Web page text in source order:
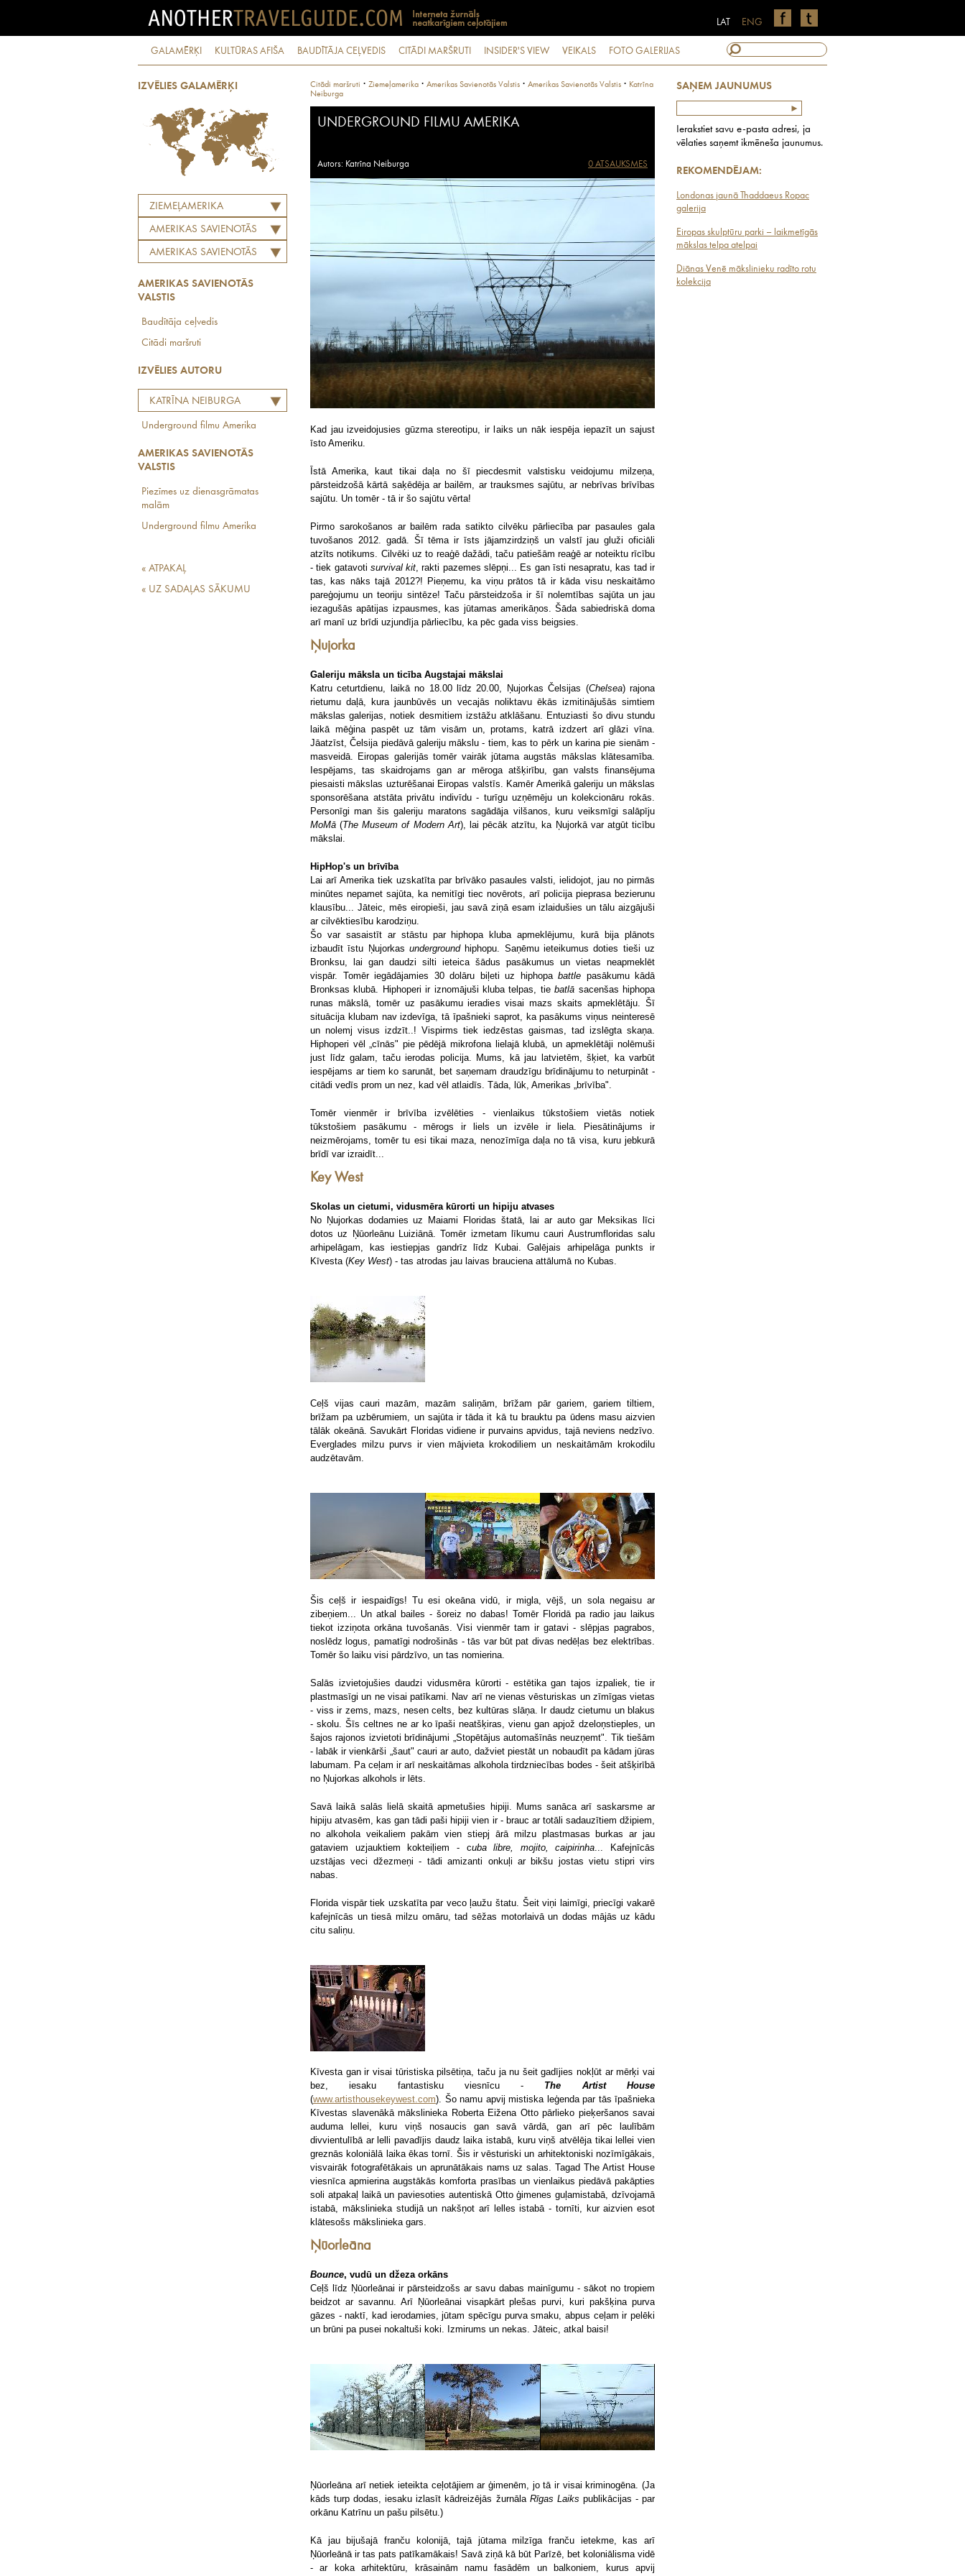
ENG
LAT
GALAMĒRĶI KULTŪRAS AFIŠA BAUDĪTĀJA CEĻVEDIS CITĀDI MARŠRUTI INSIDER'S VIEW VEIKALS FOTO GALERIJAS
IZVĒLIES GALAMĒRĶI
ZIEMEĻAMERIKA
AMERIKAS SAVIENOTĀS
VALSTIS
AMERIKAS SAVIENOTĀS
AMERIKAS SAVIENOTĀS
VALSTIS
Baudītāja ceļvedis
Citādi maršruti
IZVĒLIES AUTORU
KATRĪNA NEIBURGA
Underground filmu Amerika
AMERIKAS SAVIENOTĀS
VALSTIS
Piezīmes uz dienasgrāmatas
malām
Underground filmu Amerika
« ATPAKAĻ
« UZ SADAĻAS SĀKUMU
SAŅEM JAUNUMUS
Ierakstiet savu e-pasta adresi, ja
vēlaties saņemt ikmēneša jaunumus.
REKOMENDĒJAM:
Londonas jaunā Thaddaeus Ropac
galerija
Eiropas skulptūru parki – laikmetīgās
mākslas telpa atelpai
Diānas Venē mākslinieku radīto rotu
kolekcija
Citādi maršruti · Ziemeļamerika · Amerikas Savienotās Valstis · Amerikas Savienotās Valstis · Katrīna
Neiburga
UNDERGROUND FILMU AMERIKA
Autors: Katrīna Neiburga 0 ATSAUKSMES
Kad jau izveidojusies gūzma stereotipu, ir laiks un nāk iespēja iepazīt un sajust
īsto Ameriku.
Īstā Amerika, kaut tikai daļa no šī piecdesmit valstisku veidojumu milzeņa,
pārsteidzošā kārtā saķēdēja ar bailēm, ar trauksmes sajūtu, ar nebrīvas brīvības
sajūtu. Un tomēr - tā ir šo sajūtu vērta!
Pirmo sarokošanos ar bailēm rada satikto cilvēku pārliecība par pasaules gala
tuvošanos 2012. gadā. Šī tēma ir īsts jājamzirdziņš un valstī jau gluži oficiāli
atzīts notikums. Cilvēki uz to reaģē dažādi, taču patiešām reaģē ar noteiktu rīcību
- tiek gatavoti survival kit, rakti pazemes slēpņi... Es gan īsti nesapratu, kas tad ir
tas, kas nāks tajā 2012?! Pieņemu, ka viņu prātos tā ir kāda visu neskaitāmo
pareģojumu un teoriju sintēze! Taču pārsteidzoša ir šī nolemtības sajūta un jau
iezagušās apātijas izpausmes, kas jūtamas amerikāņos. Šāda sabiedriskā doma
arī manī uz brīdi uzjundīja pārliecību, ka pēc gada viss beigsies.
Ņujorka
Galeriju māksla un ticība Augstajai mākslai
Katru ceturtdienu, laikā no 18.00 līdz 20.00, Ņujorkas Čelsijas (Chelsea) rajona
rietumu daļā, kura jaunbūvēs un vecajās noliktavu ēkās izmitinājušās simtiem
mākslas galerijas, notiek desmitiem izstāžu atklāšanu. Entuziasti šo divu stundu
laikā mēģina paspēt uz tām visām un, protams, katrā izdzert arī glāzi vīna.
Jāatzīst, Čelsija piedāvā galeriju mākslu - tiem, kas to pērk un karina pie sienām -
masveidā. Eiropas galerijās tomēr vairāk jūtama augstās mākslas klātesamība.
Iespējams, tas skaidrojams gan ar mēroga atšķirību, gan valsts finansējuma
piesaisti mākslas uzturēšanai Eiropas valstīs. Kamēr Amerikā galeriju un mākslas
sponsorēšana atstāta privātu indivīdu - turīgu uzņēmēju un kolekcionāru rokās.
Personīgi man šis galeriju maratons sagādāja vilšanos, kuru veiksmīgi salāpīju
MoMā (The Museum of Modern Art), lai pēcāk atzītu, ka Ņujorkā var atgūt ticību
mākslai.
HipHop's un brīvība
Lai arī Amerika tiek uzskatīta par brīvāko pasaules valsti, ielidojot, jau no pirmās
minūtes nepamet sajūta, ka nemitīgi tiec novērots, arī policija pieprasa bezierunu
klausību... Jāteic, mēs eiropieši, jau savā ziņā esam izlaidušies un tālu aizgājuši
ar cilvēktiesību karodziņu.
Šo var sasaistīt ar stāstu par hiphopa kluba apmeklējumu, kurā bija plānots
izbaudīt īstu Ņujorkas undergroundhiphopu. Saņēmu ieteikumus doties tieši uz
Bronksu, lai gan daudzi silti ieteica šādus pasākumus un vietas neapmeklēt
vispār. Tomēr iegādājamies 30 dolāru biļeti uz hiphopa battle pasākumu kādā
Bronksas klubā. Hiphoperi ir iznomājuši kluba telpas, tiebatlā sacenšas hiphopa
runas mākslā, tomēr uz pasākumu ieradies visai mazs skaits apmeklētāju. Šī
situācija klubam nav izdevīga, tā īpašnieki saprot, ka pasākums viņus neinteresē
un nolemj visus izdzīt..! Vispirms tiek iedzēstas gaismas, tad izslēgta skaņa.
Hiphoperi vēl „cīnās" pie pēdējā mikrofona lielajā klubā, un apmeklētāji nolēmuši
just līdz galam, taču ierodas policija. Mums, kā jau latvietēm, šķiet, ka varbūt
iespējams ar tiem ko sarunāt, bet saņemam draudzīgu brīdinājumu to neturpināt -
citādi vedīs prom un nez, kad vēl atlaidīs. Tāda, lūk, Amerikas „brīvība".
Tomēr vienmēr ir brīvība izvēlēties - vienlaikus tūkstošiem vietās notiek
tūkstošiem pasākumu - mērogs ir liels un izvēle ir liela. Piesātinājums ir
neizmērojams, tomēr tu esi tikai maza, nenozīmīga daļa no tā visa, kuru jebkurā
brīdī var izraidīt...
Key West
Skolas un cietumi, vidusmēra kūrorti un hipiju atvases
No Ņujorkas dodamies uz Maiami Floridas štatā, lai ar auto gar Meksikas līci
dotos uz Ņūorleānu Luiziānā. Tomēr izmetam līkumu cauri Austrumfloridas salu
arhipelāgam, kas iestiepjas gandrīz līdz Kubai. Galējais arhipelāga punkts ir
Kīvesta (Key West) - tas atrodas jau laivas brauciena attālumā no Kubas.
Ceļš vijas cauri mazām, mazām saliņām, brīžam pār gariem, gariem tiltiem,
brīžam pa uzbērumiem, un sajūta ir tāda it kā tu brauktu pa ūdens masu aizvien
tālāk okeānā. Savukārt Floridas vidiene ir purvains apvidus, tajā neviens nedzīvo.
Everglades milzu purvs ir vien mājvieta krokodiliem un neskaitāmām krokodilu
audzētavām.
Šis ceļš ir iespaidīgs! Tu esi okeāna vidū, ir migla, vējš, un sola negaisu ar
zibeņiem... Un atkal bailes - šoreiz no dabas! Tomēr Floridā pa radio jau laikus
tiekot izziņota orkāna tuvošanās. Visi vienmēr tam ir gatavi - slēpjas pagrabos,
noslēdz logus, pamatīgi nodrošinās - tās var būt pat divas nedēļas bez elektrības.
Tomēr šo laiku visi pārdzīvo, un tas nomierina.
Salās izvietojušies daudzi vidusmēra kūrorti - estētika gan tajos izpaliek, tie ir
plastmasīgi un ne visai patīkami. Nav arī ne vienas vēsturiskas un zīmīgas vietas
- viss ir zems, mazs, nesen celts, bez kultūras slāņa. Ir daudz cietumu un blakus
- skolu. Šīs celtnes ne ar ko īpaši neatšķiras, vienu gan apjož dzeloņstieples, un
šajos rajonos izvietoti brīdinājumi „Stopētājus automašīnās neuzņemt". Tik tiešām
- labāk ir vienkārši „šaut" cauri ar auto, dažviet piestāt un nobaudīt pa kādam jūras
labumam. Pa ceļam ir arī neskaitāmas alkohola tirdzniecības bodes - šeit atšķirībā
no Ņujorkas alkohols ir lēts.
Savā laikā salās lielā skaitā apmetušies hipiji. Mums sanāca arī saskarsme ar
hipiju atvasēm, kas gan tādi paši hipiji vien ir - brauc ar totāli sadauzītiem džipiem,
no alkohola veikaliem pakām vien stiepj ārā milzu plastmasas burkas ar jau
gataviem uzjauktiem kokteiļiem - cuba libre, mojito, caipirinha... Kafejnīcās
uzstājas veci džezmeņi - tādi amizanti onkuļi ar bikšu jostas vietu stipri virs
nabas.
Florida vispār tiek uzskatīta par veco ļaužu štatu. Šeit viņi laimīgi, priecīgi vakarē
kafejnīcās un tiesā milzu omāru, tad sēžas motorlaivā un dodas mājās uz kādu
citu saliņu.
Kīvesta gan ir visai tūristiska pilsētiņa, taču ja nu šeit gadījies nokļūt ar mērķi vai
bez, iesaku fantastisku viesnīcu - The Artist House
(www.artisthousekeywest.com). Šo namu apvij mistiska leģenda par tās īpašnieka
Kīvestas slavenākā mākslinieka Roberta Eižena Otto pārlieko pieķeršanos savai
auduma lellei, kuru viņš nosaucis gan savā vārdā, gan arī pēc laulībām
divvientulībā ar lelli pavadījis daudz laika istabā, kuru viņš atvēlēja tikai lellei vien
greznās koloniālā laika ēkas tornī. Šis ir vēsturiski un arhitektoniski nozīmīgākais,
visvairāk fotografētākais un aprunātākais nams uz salas. Tagad The Artist House
viesnīca apmierina augstākās komforta prasības un vienlaikus piedāvā pakāpties
soli atpakaļ laikā un paviesoties autentiskā Otto ģimenes guļamistabā, dzīvojamā
istabā, mākslinieka studijā un nakšņot arī lelles istabā - tornīti, kur aizvien esot
klātesošs mākslinieka gars.
Ņūorleāna
Bounce, vudū un džeza orkāns
Ceļš līdz Ņūorleānai ir pārsteidzošs ar savu dabas mainīgumu - sākot no tropiem
beidzot ar savannu. Arī Ņūorleānai visapkārt plešas purvi, kuri pakšķina purva
gāzes - naktī, kad ierodamies, jūtam spēcīgu purva smaku, abpus ceļam ir pelēki
un brūni pa pusei nokaltuši koki. Izmirums un nekas. Jāteic, atkal baisi!
Ņūorleāna arī netiek ieteikta ceļotājiem ar ģimenēm, jo tā ir visai kriminogēna. (Ja
kāds turp dodas, iesaku izlasīt kādreizējās žurnāla Rīgas Laiks publikācijas - par
orkānu Katrīnu un pašu pilsētu.)
Kā jau bijušajā franču kolonijā, tajā jūtama milzīga franču ietekme, kas arī
Ņūorleānā ir tas pats patīkamākais! Savā ziņā kā būt Parīzē, bet koloniālisma vidē
- ar koka arhitektūru, krāsainām namu fasādēm un balkoniem, kurus apvij